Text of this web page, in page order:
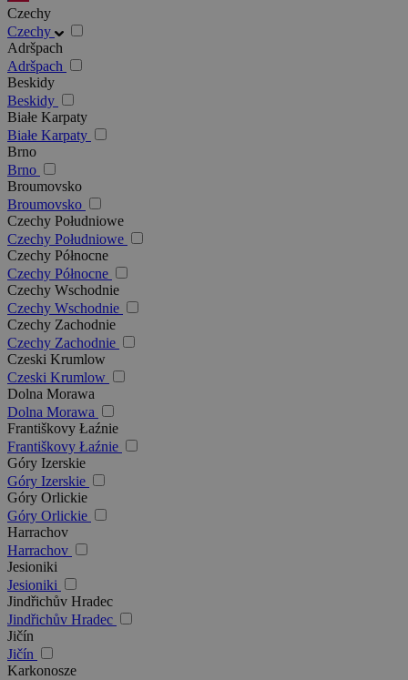
Czechy
Czechy
Adršpach
Adršpach
Beskidy
Beskidy
Białe Karpaty
Białe Karpaty
Brno
Brno
Broumovsko
Broumovsko
Czechy Południowe
Czechy Południowe
Czechy Północne
Czechy Północne
Czechy Wschodnie
Czechy Wschodnie
Czechy Zachodnie
Czechy Zachodnie
Czeski Krumlow
Czeski Krumlow
Dolna Morawa
Dolna Morawa
Františkovy Łaźnie
Františkovy Łaźnie
Góry Izerskie
Góry Izerskie
Góry Orlickie
Góry Orlickie
Harrachov
Harrachov
Jesioniki
Jesioniki
Jindřichův Hradec
Jindřichův Hradec
Jičín
Jičín
Karkonosze